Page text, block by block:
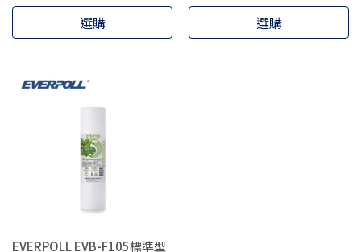
選購 選購
EVERPOLL EVB-F105標準型